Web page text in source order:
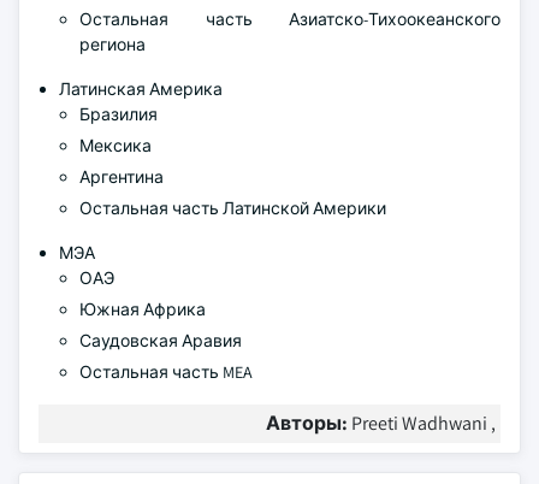
Остальная часть Азиатско-Тихоокеанского
региона
Латинская Америка
Бразилия
Мексика
Аргентина
Остальная часть Латинской Америки
МЭА
ОАЭ
Южная Африка
Саудовская Аравия
Остальная часть MEA
Авторы: Preeti Wadhwani ,